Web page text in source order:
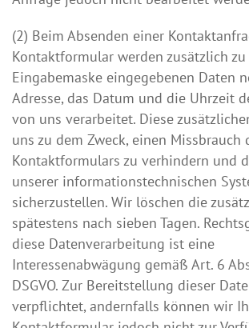
(2) Beim Absenden einer
Kontaktformular werden zusätzlich
Eingabemaske eingegebenen Daten
Adresse, das Datum und die Uhrzeit
von uns verarbeitet. Diese
uns zu dem Zweck, einen Missbrauch
Kontaktformulars zu verhindern und
unserer informationstechnischen
sicherzustellen. Wir löschen die
spätestens nach sieben Tagen.
diese Datenverarbeitung ist eine
Interessenabwägung gemäß Art. 6
DSGVO. Zur Bereitstellung dieser
verpflichtet, andernfalls können wir